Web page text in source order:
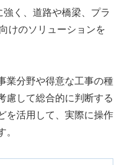
強く、道路や橋梁、プラ
けのソリューションを
業分野や得意な工事の種
慮して総合的に判断する
を活用して、実際に操作
。